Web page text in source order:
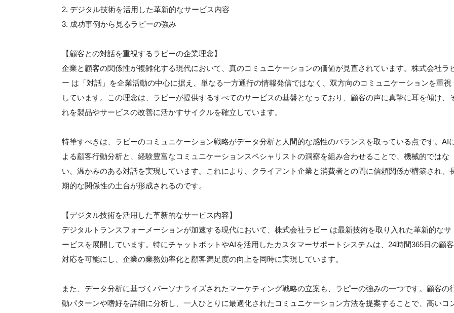
2. デジタル技術を活用した革新的なサービス内容
3. 成功事例から見るラピーの強み
【顧客との対話を重視するラピーの企業理念】
企業と顧客の関係性が複雑化する現代において、真のコミュニケーションの価値が見直されています。株式会社ラ
ー は「対話」を企業活動の中心に据え、単なる一方通行の情報発信ではなく、双方向のコミュニケーションを重視
しています。この理念は、ラピーが提供するすべてのサービスの基盤となっており、顧客の声に真摯に耳を傾け、
れを製品やサービスの改善に活かすサイクルを確立しています。
特筆すべきは、ラピーのコミュニケーション戦略がデータ分析と人間的な感性のバランスを取っている点です。AI
よる顧客行動分析と、経験豊富なコミュニケーションスペシャリストの洞察を組み合わせることで、機械的ではな
い、温かみのある対話を実現しています。これにより、クライアント企業と消費者との間に信頼関係が構築され、
期的な関係性の土台が形成されるのです。
【デジタル技術を活用した革新的なサービス内容】
デジタルトランスフォーメーションが加速する現代において、株式会社ラピー は最新技術を取り入れた革新的なサ
ービスを展開しています。特にチャットボットやAIを活用したカスタマーサポートシステムは、24時間365日の顧客
対応を可能にし、企業の業務効率化と顧客満足度の向上を同時に実現しています。
また、データ分析に基づくパーソナライズされたマーケティング戦略の立案も、ラピーの強みの一つです。顧客の
動パターンや嗜好を詳細に分析し、一人ひとりに最適化されたコミュニケーション方法を提案することで、高いコ